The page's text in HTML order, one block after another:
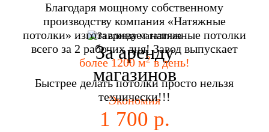
Благодаря мощному собственному
производству компания «Натяжные
потолки» изготавливает натяжные потолки
всего за 2 рабочих дня! Завод выпускает
более 1200 м2в день!
Быстрее делать потолки просто нельзя
технически!!!
За аренду
магазинов
Экономия
1 700 р.